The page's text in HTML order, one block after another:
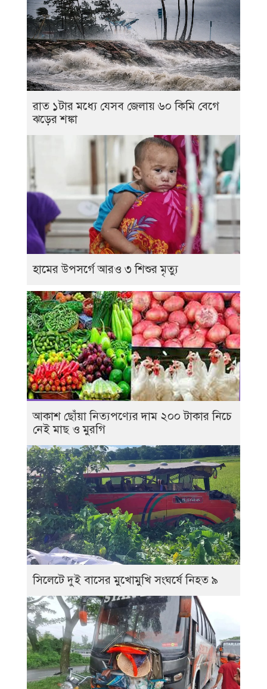
রাত ১টার মধ্যে যেসব জেলায় ৬০ কিমি বেগে
ঝড়ের শঙ্কা
হামের উপসর্গে আরও ৩ শিশুর মৃত্যু
আকাশ ছোঁয়া নিত্যপণ্যের দাম ২০০ টাকার নিচে
নেই মাছ ও মুরগি
সিলেটে দুই বাসের মুখোমুখি সংঘর্ষে নিহত ৯